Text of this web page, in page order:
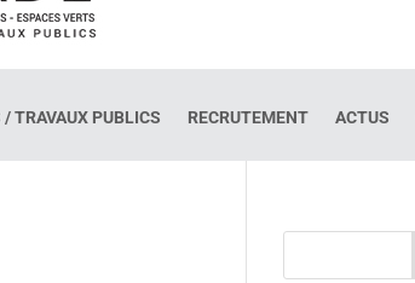
TRAVAUX PUBLICS RECRUTEMENT ACTUS